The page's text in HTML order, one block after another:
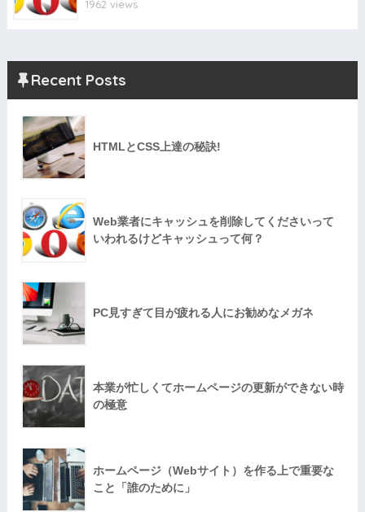
1962 views
Recent Posts
HTMLとCSS上達の秘訣!
Web業者にキャッシュを削除してくださいって
いわれるけどキャッシュって何？
PC見すぎて目が疲れる人にお勧めなメガネ
本業が忙しくてホームページの更新ができない時
の極意
ホームページ（Webサイト）を作る上で重要な
こと「誰のために」